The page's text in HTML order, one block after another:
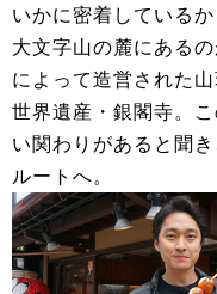
いかに密着している
大文字山の麓にある
によって造営された
世界遺産・銀閣寺。
い関わりがあると聞
ルートへ。